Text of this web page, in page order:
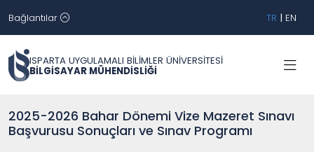
Bağlantılar TR | EN
ISPARTA UYGULAMALI BİLİMLER ÜNİVERSİTESİ
BİLGİSAYAR MÜHENDİSLİĞİ
2025-2026 Bahar Dönemi Vize Mazeret Sınavı
Başvurusu Sonuçları ve Sınav Programı